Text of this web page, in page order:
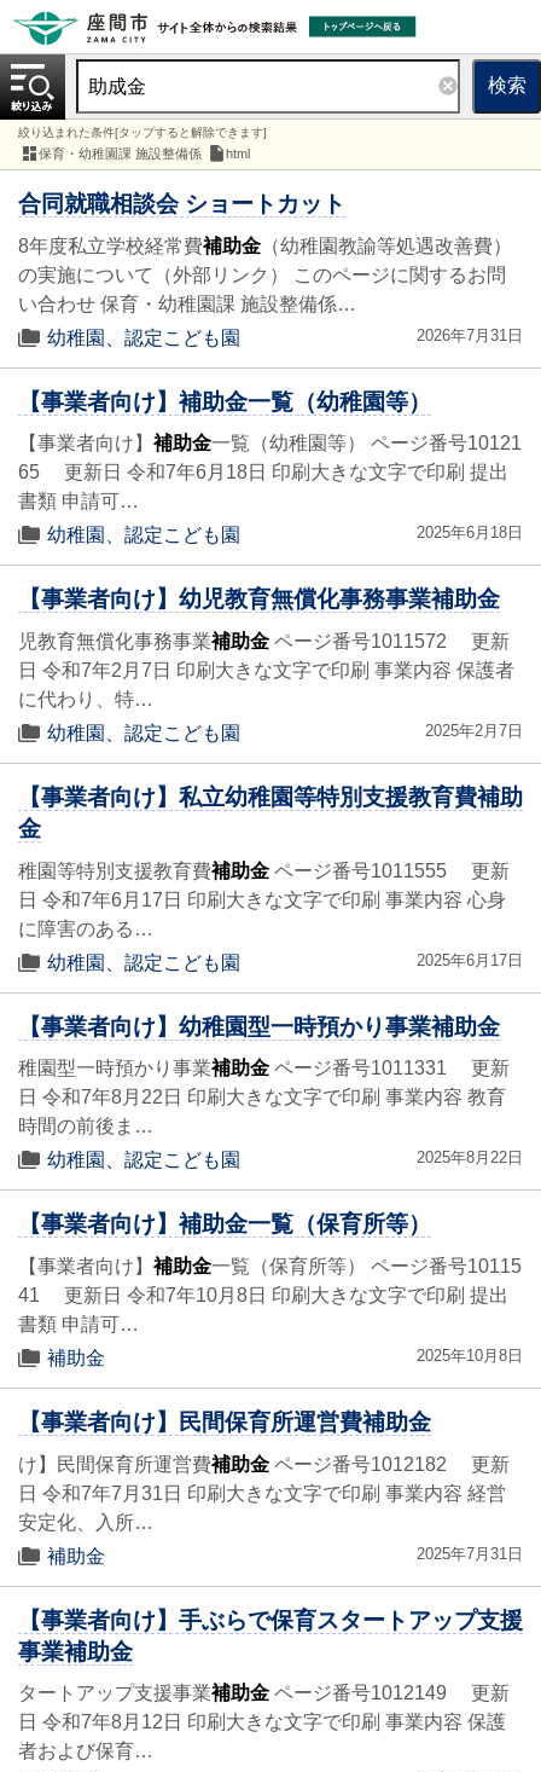
検索
絞り込まれた条件[タップすると解除できます]
保育・幼稚園課 施設整備係 html
合同就職相談会 ショートカット
8年度私立学校経常費補助金 （幼稚園教諭等処遇改善費）
の実施について（外部リンク） このページに関するお問
い合わせ 保育・幼稚園課 施設整備係…
幼稚園、認定こども園
2026年7月31日
【事業者向け】補助金一覧（幼稚園等）
【事業者向け】 補助金一覧（幼稚園等） ページ番号10121
65 更新日 令和7年6月18日 印刷大きな文字で印刷 提出
書類 申請可…
幼稚園、認定こども園
2025年6月18日
【事業者向け】幼児教育無償化事務事業補助金
児教育無償化事務事業補助金 ページ番号1011572 更新
日 令和7年2月7日 印刷大きな文字で印刷 事業内容 保護者
に代わり、特…
幼稚園、認定こども園
2025年2月7日
【事業者向け】私立幼稚園等特別支援教育費補助
金
稚園等特別支援教育費補助金 ページ番号1011555 更新
日 令和7年6月17日 印刷大きな文字で印刷 事業内容 心身
に障害のある…
幼稚園、認定こども園
2025年6月17日
【事業者向け】幼稚園型一時預かり事業補助金
稚園型一時預かり事業補助金 ページ番号1011331 更新
日 令和7年8月22日 印刷大きな文字で印刷 事業内容 教育
時間の前後ま…
幼稚園、認定こども園
2025年8月22日
【事業者向け】補助金一覧（保育所等）
【事業者向け】 補助金一覧（保育所等） ページ番号10115
41 更新日 令和7年10月8日 印刷大きな文字で印刷 提出
書類 申請可…
補助金
2025年10月8日
【事業者向け】民間保育所運営費補助金
け】民間保育所運営費補助金 ページ番号1012182 更新
日 令和7年7月31日 印刷大きな文字で印刷 事業内容 経営
安定化、入所…
補助金
2025年7月31日
【事業者向け】手ぶらで保育スタートアップ支援
事業補助金
タートアップ支援事業補助金 ページ番号1012149 更新
日 令和7年8月12日 印刷大きな文字で印刷 事業内容 保護
者および保育…